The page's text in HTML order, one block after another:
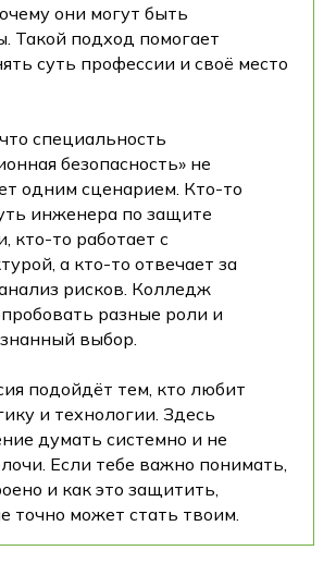
они могут быть
Такой подход помогает
суть профессии и своё место
специальность
безопасность» не
одним сценарием. Кто-то
инженера по защите
кто-то работает с
а кто-то отвечает за
рисков. Колледж
разные роли и
выбор.
подойдёт тем, кто любит
и технологии. Здесь
думать системно и не
Если тебе важно понимать,
и как это защитить,
точно может стать твоим.